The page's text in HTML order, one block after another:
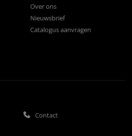
Over ons
Nieuwsbrief
Catalogus aanvragen
Contact